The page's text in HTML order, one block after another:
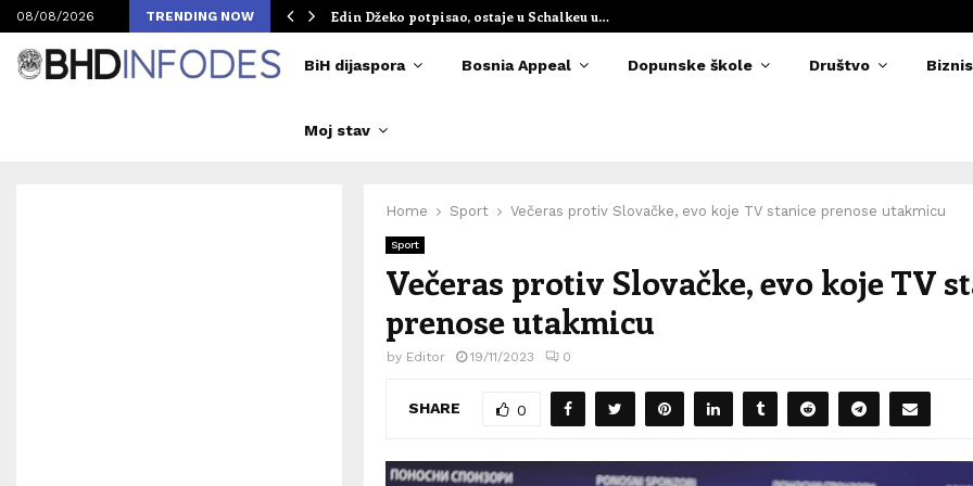
08/08/2026 TRENDING NOW
Merlinovih koncerata Edin Džeko potpisao, ostaje u Schalkeu u…
BiH dijaspora Bosnia Appeal Dopunske škole Društvo Biznis
Moj stav
Home Sport Večeras protiv Slovačke, evo koje TV stanice prenose utakmicu
Sport
Večeras protiv Slovačke, evo koje TV
prenose utakmicu
by Editor 19/11/2023 0
SHARE 0